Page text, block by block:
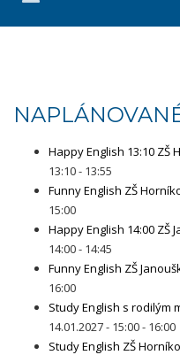
Happy English 13:10 ZŠ
13:10 - 13:55
Funny English ZŠ
15:00
Happy English 14:00 ZŠ
14:00 - 14:45
Funny English ZŠ
16:00
Study English s rodilým
14.01.2027 - 15:00 - 16:00
Study English ZŠ